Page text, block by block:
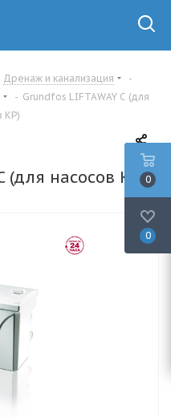
Дренаж и канализация
-
- Grundfos LIFTAWAY C (для
KP)
(для насосов KP)0
0